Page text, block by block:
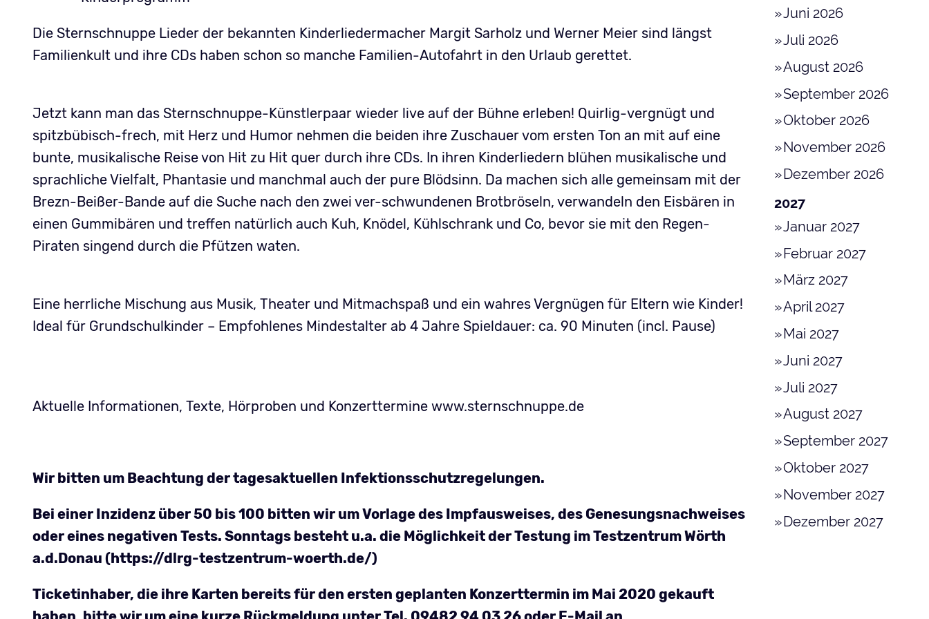
Die Sternschnuppe Lieder der bekannten Kinderliedermacher Margit Sarholz und Werner Meier sind längst
Familienkult und ihre CDs haben schon so manche Familien-Autofahrt in den Urlaub gerettet.
Jetzt kann man das Sternschnuppe-Künstlerpaar wieder live auf der Bühne erleben! Quirlig-vergnügt und
spitzbübisch-frech, mit Herz und Humor nehmen die beiden ihre Zuschauer vom ersten Ton an mit auf eine
bunte, musikalische Reise von Hit zu Hit quer durch ihre CDs. In ihren Kinderliedern blühen musikalische und
sprachliche Vielfalt, Phantasie und manchmal auch der pure Blödsinn. Da machen sich alle gemeinsam mit der
Brezn-Beißer-Bande auf die Suche nach den zwei ver-schwundenen Brotbröseln, verwandeln den Eisbären in
einen Gummibären und treffen natürlich auch Kuh, Knödel, Kühlschrank und Co, bevor sie mit den Regen-
Piraten singend durch die Pfützen waten.
Eine herrliche Mischung aus Musik, Theater und Mitmachspaß und ein wahres Vergnügen für Eltern wie Kinder!
Ideal für Grundschulkinder – Empfohlenes Mindestalter ab 4 Jahre Spieldauer: ca. 90 Minuten (incl. Pause)
Aktuelle Informationen, Texte, Hörproben und Konzerttermine www.sternschnuppe.de
Wir bitten um Beachtung der tagesaktuellen Infektionsschutzregelungen.
Bei einer Inzidenz über 50 bis 100 bitten wir um Vorlage des Impfausweises, des Genesungsnachweises
oder eines negativen Tests. Sonntags besteht u.a. die Möglichkeit der Testung im Testzentrum Wörth
a.d.Donau (https://dlrg-testzentrum-woerth.de/)
Ticketinhaber, die ihre Karten bereits für den ersten geplanten Konzerttermin im Mai 2020 gekauft
Juni 2026
Juli 2026
August 2026
September 2026
Oktober 2026
November 2026
Dezember 2026
2027
Januar 2027
Februar 2027
März 2027
April 2027
Mai 2027
Juni 2027
Juli 2027
August 2027
September 2027
Oktober 2027
November 2027
Dezember 2027